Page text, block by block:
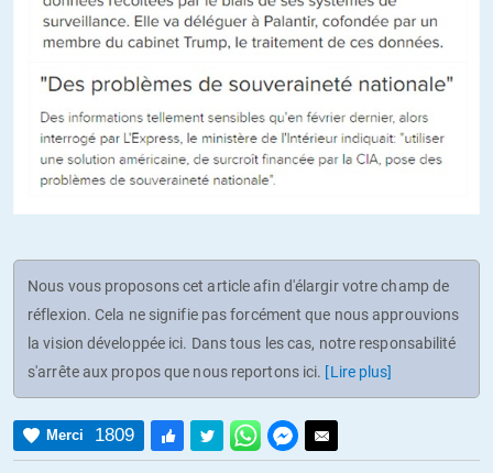
Nous vous proposons cet article afin d'élargir votre champ de
réflexion. Cela ne signifie pas forcément que nous approuvions
la vision développée ici. Dans tous les cas, notre responsabilité
s'arrête aux propos que nous reportons ici. [Lire plus]
Merci 1809